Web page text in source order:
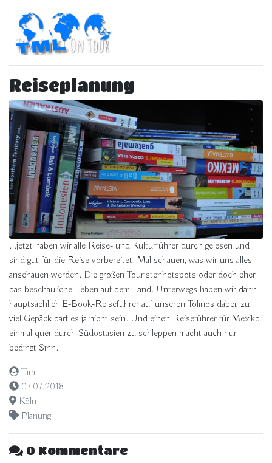
Reiseplanung
...jetzt haben wir alle Reise- und Kulturführer durch gelesen und
sind gut für die Reise vorbereitet. Mal schauen, was wir uns alles
anschauen werden. Die großen Touristenhotspots oder doch eher
das beschauliche Leben auf dem Land. Unterwegs haben wir dann
hauptsächlich E-Book-Reiseführer auf unseren Tolinos dabei, zu
viel Gepäck darf es ja nicht sein. Und einen Reiseführer für Mexiko
einmal quer durch Südostasien zu schleppen macht auch nur
bedingt Sinn.
Tim
07.07.2018
Köln
Planung
0 Kommentare